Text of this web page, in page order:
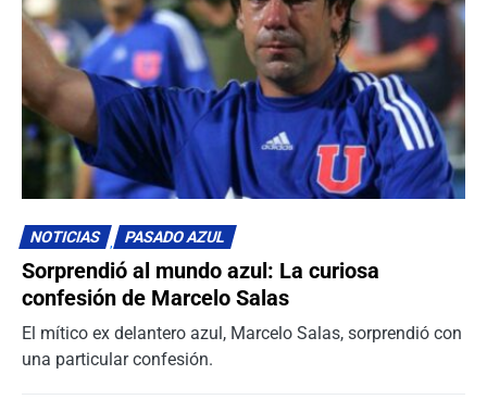
NOTICIAS PASADO AZUL
Sorprendió al mundo azul: La curiosa
confesión de Marcelo Salas
El mítico ex delantero azul, Marcelo Salas, sorprendió con
una particular confesión.